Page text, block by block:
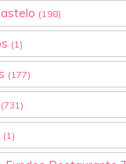
(198)
(1)
(177)
(731)
(1)